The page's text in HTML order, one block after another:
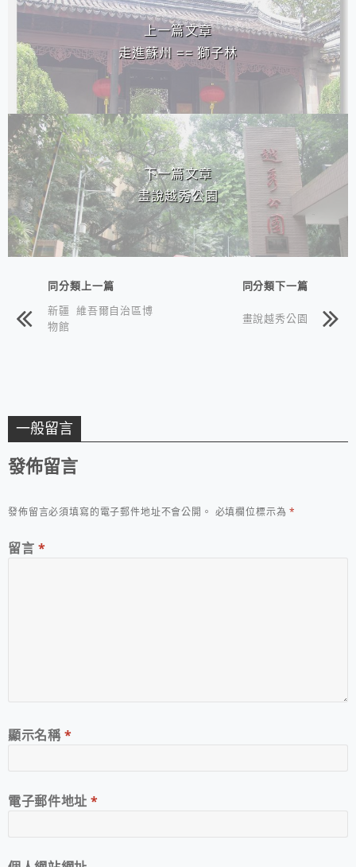
上一篇文章
走進蘇州 == 獅子林
下一篇文章
畫說越秀公園
同分類上一篇
新疆 維吾爾自治區博
物館
同分類下一篇
畫說越秀公園
一般留言
發佈留言
發佈留言必須填寫的電子郵件地址不會公開。 必填欄位標示為*
留言 *
顯示名稱*
電子郵件地址*